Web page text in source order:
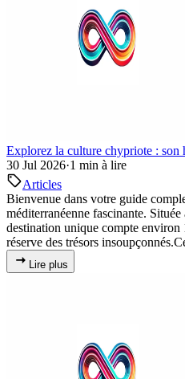
Explorez la culture chypriote : son
30 Jul 2026·1 min à lire
Articles
Bienvenue dans votre guide
méditerranéenne fascinante.
destination unique compte
réserve des trésors
Lire plus